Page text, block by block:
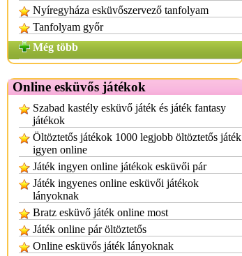
Nyíregyháza esküvőszervező tanfolyam
Tanfolyam győr
Még több
Online esküvős játékok
Szabad kastély esküvő játék és játék fantasy
játékok
Öltöztetős játékok 1000 legjobb öltöztetős játék
igyen online
Játék ingyen online játékok esküvői pár
Játék ingyenes online esküvői játékok
lányoknak
Bratz esküvő játék online most
Játék online pár öltöztetős
Online esküvős játék lányoknak